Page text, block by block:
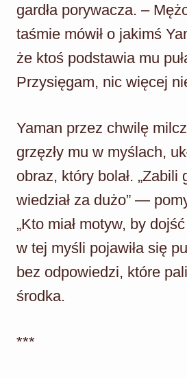
gardła porywacza. –
taśmie mówił o jakimś
że ktoś podstawia mu
Przysięgam, nic więcej
Yaman przez chwilę
grzęzły mu w myślach,
obraz, który bolał. „Zabili
wiedział za dużo” —
„Kto miał motyw, by
w tej myśli pojawiła się
bez odpowiedzi, które
środka.
***